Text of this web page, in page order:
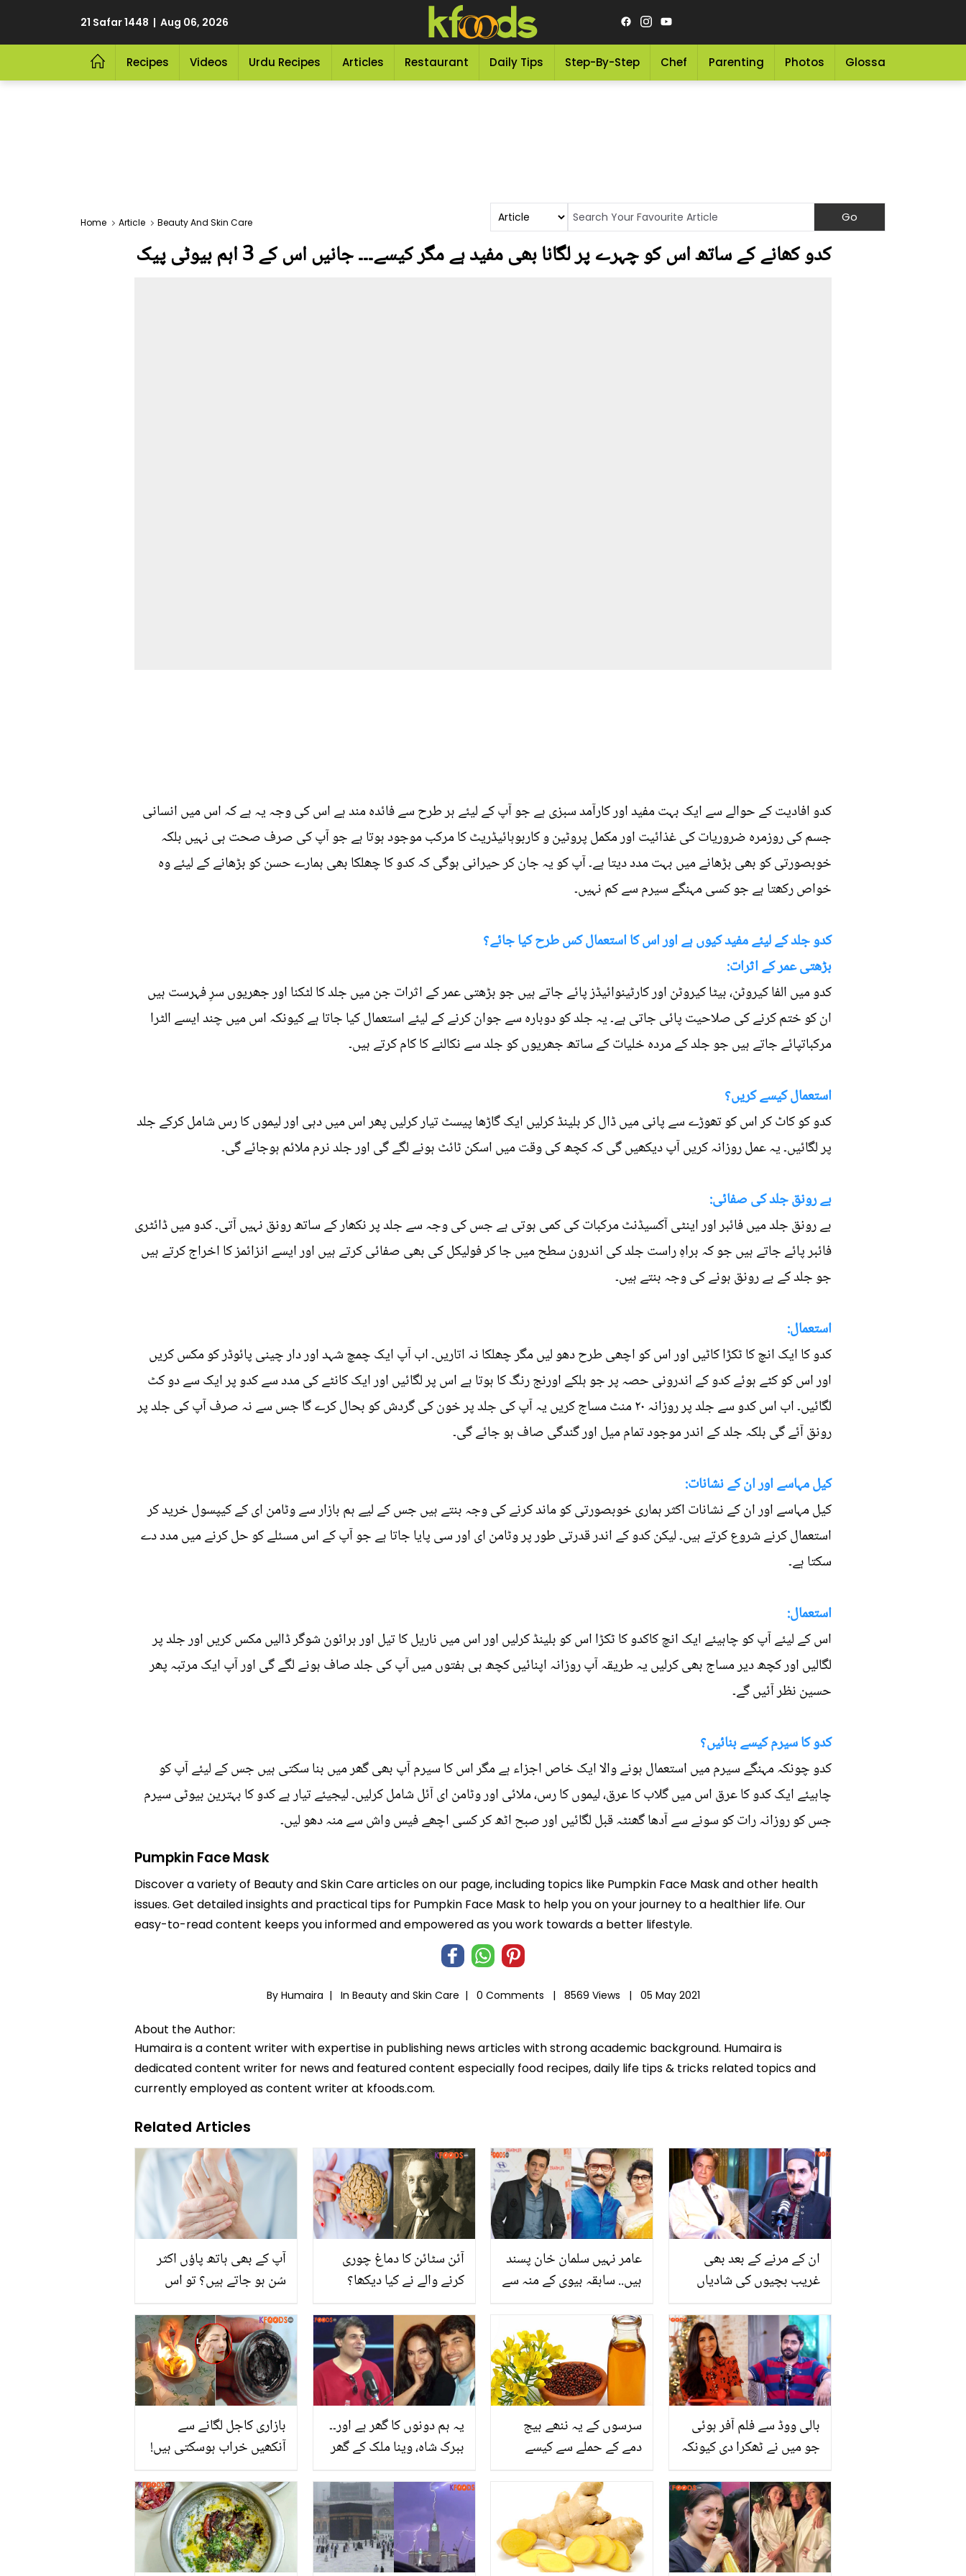
21 Safar 1448 | Aug 06, 2026
Recipes Videos Urdu Recipes Articles Restaurant Daily Tips Step-By-Step Chef Parenting Photos Glossary
Home Article Beauty And Skin Care
کدو کھانے کے ساتھ اس کو چہرے پر لگانا بھی مفید ہے مگر کیسے۔۔۔ جانیں اس کے 3 اہم بیوٹی پیک
کدو افادیت کے حوالے سے ایک بہت مفید اور کارآمد سبزی ہے جو آپ کے لیئے ہر طرح سے فائدہ مند ہے اس کی وجہ یہ ہے کہ اس میں انسانی
جسم کی روزمرہ ضروریات کی غذائیت اور مکمل پروٹین و کاربوہائیڈریٹ کا مرکب موجود ہوتا ہے جو آپ کی صرف صحت ہی نہیں بلکہ
خوبصورتی کو بھی بڑھانے میں بہت مدد دیتا ہے۔ آپ کو یہ جان کر حیرانی ہوگی کہ کدو کا چھلکا بھی ہمارے حسن کو بڑھانے کے لیئے وہ
خواص رکھتا ہے جو کسی مہنگے سیرم سے کم نہیں۔
کدو جلد کے لیئے مفید کیوں ہے اور اس کا استعمال کس طرح کیا جائے؟
بڑھتی عمر کے اثرات:
کدو میں الفا کیروٹن، بیٹا کیروٹن اور کارٹینوائیڈز پائے جاتے ہیں جو بڑھتی عمر کے اثرات جن میں جلد کا لٹکنا اور جھریوں سرِ فہرست ہیں
ان کو ختم کرنے کی صلاحیت پائی جاتی ہے۔ یہ جلد کو دوبارہ سے جوان کرنے کے لیئے استعمال کیا جاتا ہے کیونکہ اس میں چند ایسے الٹرا
مرکباتپائے جاتے ہیں جو جلد کے مردہ خلیات کے ساتھ جھریوں کو جلد سے نکالنے کا کام کرتے ہیں۔
استعمال کیسے کریں؟
کدو کو کاٹ کر اس کو تھوڑے سے پانی میں ڈال کر بلینڈ کرلیں ایک گاڑھا پیسٹ تیار کرلیں پھر اس میں دہی اور لیموں کا رس شامل کرکے جلد
پر لگائیں۔ یہ عمل روزانہ کریں آپ دیکھیں گی کہ کچھ کی وقت میں اسکن ٹائٹ ہونے لگے گی اور جلد نرم ملائم ہوجائے گی۔
بے رونق جلد کی صفائی:
بے رونق جلد میں فائبر اور اینٹی آکسیڈنٹ مرکبات کی کمی ہوتی ہے جس کی وجہ سے جلد پر نکھار کے ساتھ رونق نہیں آتی۔ کدو میں ڈائٹری
فائبر پائے جاتے ہیں جو کہ براہِ راست جلد کی اندرون سطح میں جا کر فولیکل کی بھی صفائی کرتے ہیں اور ایسے انزائمز کا اخراج کرتے ہیں
جو جلد کے بے رونق ہونے کی وجہ بنتے ہیں۔
استعمال:
کدو کا ایک انچ کا ٹکڑا کاٹیں اور اس کو اچھی طرح دھو لیں مگر چھلکا نہ اتاریں۔ اب آپ ایک چمچ شہد اور دار چینی پائوڈر کو مکس کریں
اور اس کو کٹے ہوئے کدو کے اندرونی حصہ پر جو ہلکے اورنج رنگ کا ہوتا ہے اس پر لگائیں اور ایک کانٹے کی مدد سے کدو پر ایک سے دو کٹ
لگائیں۔ اب اس کدو سے جلد پر روزانہ ۲۰ منٹ مساج کریں یہ آپ کی جلد پر خون کی گردش کو بحال کرے گا جس سے نہ صرف آپ کی جلد پر
رونق آئے گی بلکہ جلد کے اندر موجود تمام میل اور گندگی صاف ہو جائے گی۔
کیل مہاسے اور ان کے نشانات:
کیل مہاسے اور ان کے نشانات اکثر ہماری خوبصورتی کو ماند کرنے کی وجہ بنتے ہیں جس کے لیے ہم بازار سے وٹامن ای کے کیپسول خرید کر
استعمال کرنے شروع کرتے ہیں۔ لیکن کدو کے اندر قدرتی طور پر وٹامن ای اور سی پایا جاتا ہے جو آپ کے اس مسئلے کو حل کرنے میں مدد دے
سکتا ہے۔
استعمال:
اس کے لیئے آپ کو چاہیئے ایک انچ کاکدو کا ٹکڑا اس کو بلینڈ کرلیں اور اس میں ناریل کا تیل اور برائون شوگر ڈالیں مکس کریں اور جلد پر
لگالیں اور کچھ دیر مساج بھی کرلیں یہ طریقہ آپ روزانہ اپنائیں کچھ ہی ہفتوں میں آپ کی جلد صاف ہونے لگے گی اور آپ ایک مرتبہ پھر
حسین نظر آئیں گے۔
کدو کا سیرم کیسے بنائیں؟
کدو چونکہ مہنگے سیرم میں استعمال ہونے والا ایک خاص اجزاء ہے مگر اس کا سیرم آپ بھی گھر میں بنا سکتی ہیں جس کے لیئے آپ کو
چاہیئے ایک کدو کا عرق اس میں گلاب کا عرق، لیموں کا رس، ملائی اور وٹامن ای آئل شامل کرلیں۔ لیجیئے تیار ہے کدو کا بہترین بیوٹی سیرم
جس کو روزانہ رات کو سونے سے آدھا گھنٹہ قبل لگائیں اور صبح اٹھ کر کسی اچھے فیس واش سے منہ دھو لیں۔
Pumpkin Face Mask
Discover a variety of Beauty and Skin Care articles on our page, including topics like Pumpkin Face Mask and other health
issues. Get detailed insights and practical tips for Pumpkin Face Mask to help you on your journey to a healthier life. Our
easy-to-read content keeps you informed and empowered as you work towards a better lifestyle.
By Humaira | In Beauty and Skin Care | 0 Comments | 8569 Views | 05 May 2021
About the Author:
Humaira is a content writer with expertise in publishing news articles with strong academic background. Humaira is
dedicated content writer for news and featured content especially food recipes, daily life tips & tricks related topics and
currently employed as content writer at kfoods.com.
Related Articles
آپ کے بھی ہاتھ پاؤں اکثر
سُن ہو جاتے ہیں؟ تو اس
سمجھیں یہ ان خطرناک
بیماریوں. کی نشانی
ہوسکتی ہے
آئن سٹائن کا دماغ چوری
کرنے والے نے کیا دیکھا؟
ذہانت کے 2 ایسے راز جو
انھیں عام لوگوں سے
مختلف بناگئے
عامر نہیں سلمان خان پسند
ہیں.. سابقہ بیوی کے منہ سے
کر عامر خان نے کیا جواب
دیا؟
ان کے مرنے کے بعد بھی
غریب بچیوں کی شادیاں
افتخار ٹھاکر نے مرحوم قوی
خان کی زندگی کا سب سے
بڑا راز بتا دیا
بازاری کاجل لگانے سے
آنکھیں خراب ہوسکتی ہیں!
کاجل بنانے کا طریقہ جانیں
یہ بڑھائے آپ کی آنکھوں کا
حُسن اور بنائے ان کو
خوبصورت
یہ ہم دونوں کا گھر ہے اور۔۔
ببرک شاہ، وینا ملک کے گھر
کے انکشاف سے مداح حیران
سرسوں کے یہ ننھے بیج
دمے کے حملے سے کیسے
اپنے کھانوں کا حصہ بنائیے
بالی ووڈ سے فلم آفر ہوئی
جو میں نے ٹھکرا دی کیونکہ
اداکارہ کترینہ کیف کے ساتھ
فلم میں کام کیوں نہ کیا؟
انکشاف کردیا